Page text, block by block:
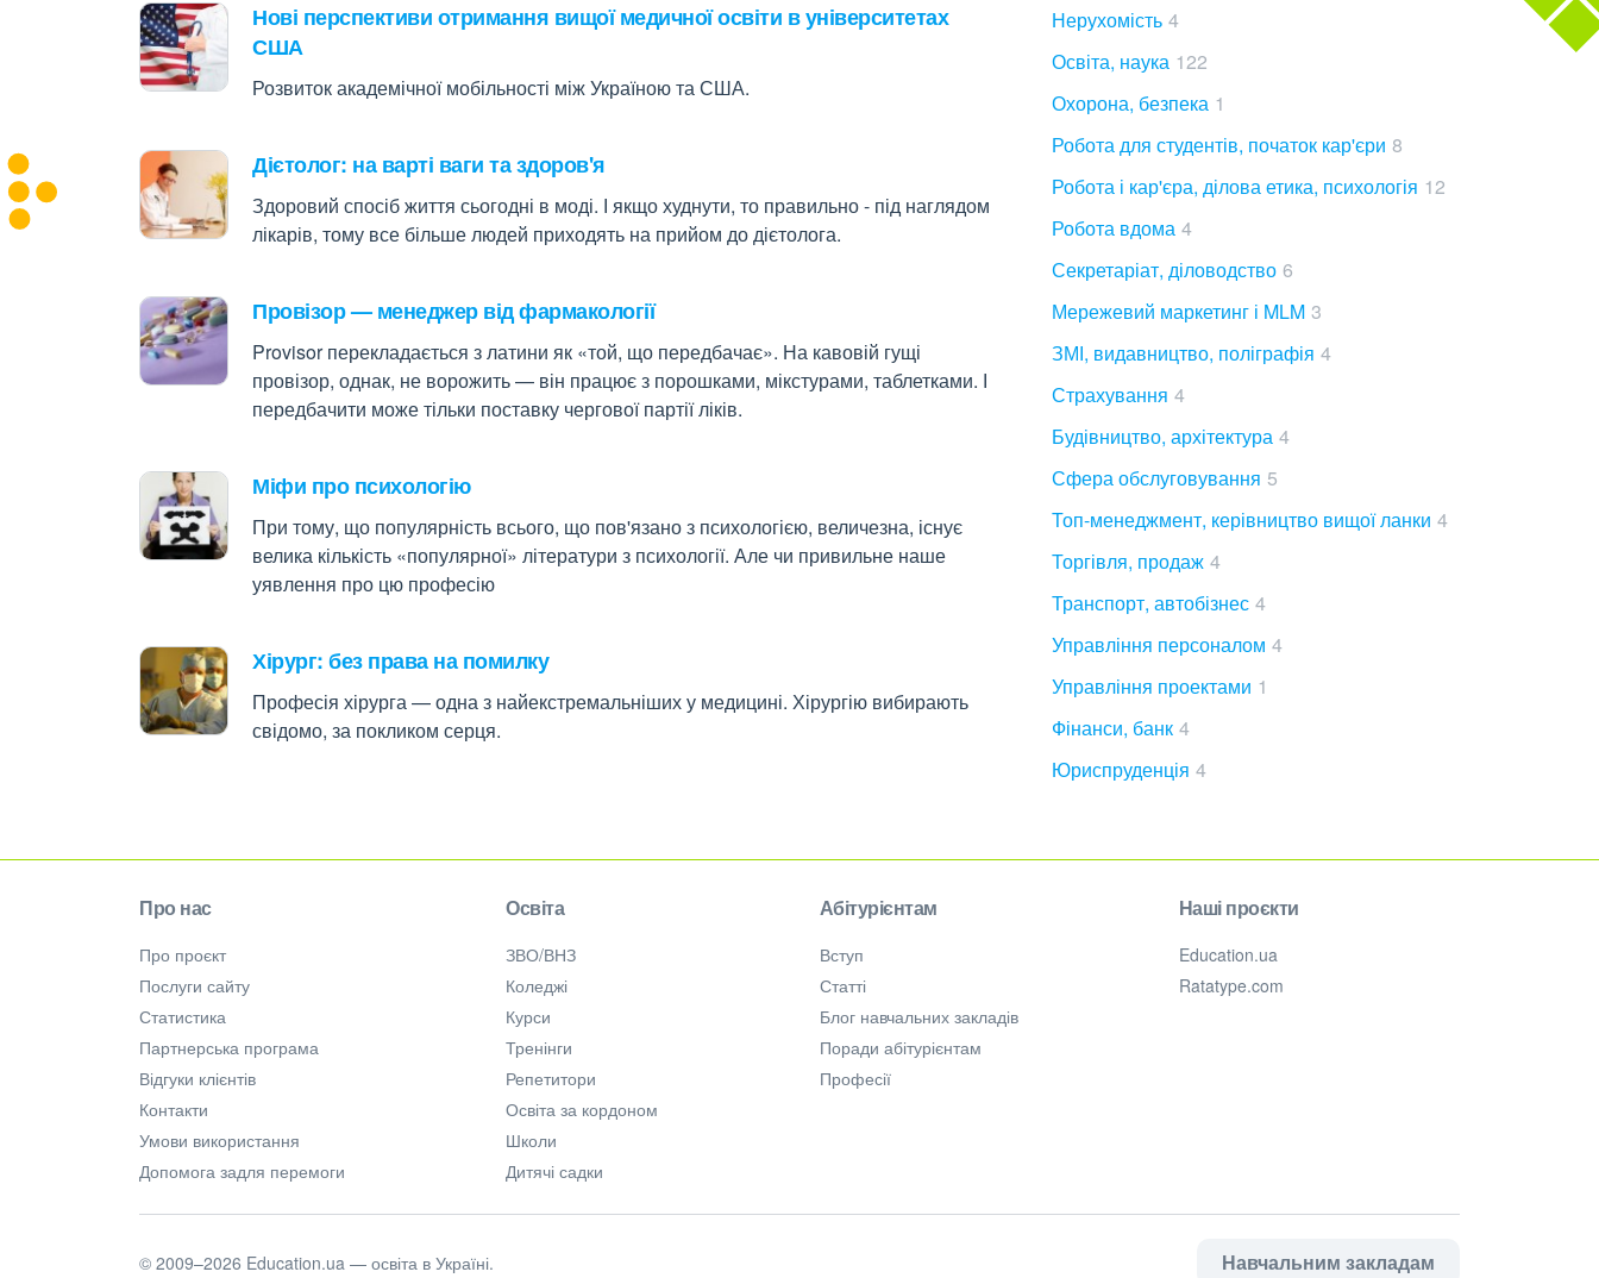
Нові перспективи отримання вищої медичної освіти в університетах
США
Розвиток академічної мобільності між Україною та США.
Дієтолог: на варті ваги та здоров'я
Здоровий спосіб життя сьогодні в моді. І якщо худнути, то правильно - під наглядом
лікарів, тому все більше людей приходять на прийом до дієтолога.
Провізор — менеджер від фармакології
Provisor перекладається з латини як «той, що передбачає». На кавовій гущі
провізор, однак, не ворожить — він працює з порошками, мікстурами, таблетками. І
передбачити може тільки поставку чергової партії ліків.
Міфи про психологію
При тому, що популярність всього, що пов'язано з психологією, величезна, існує
велика кількість «популярної» літератури з психології. Але чи привильне наше
уявлення про цю професію
Хірург: без права на помилку
Професія хірурга — одна з найекстремальніших у медицині. Хірургію вибирають
свідомо, за покликом серця.
Нерухомість 4
Освіта, наука 122
Охорона, безпека 1
Робота для студентів, початок кар'єри 8
Робота і кар'єра, ділова етика, психологія 12
Робота вдома 4
Секретаріат, діловодство 6
Мережевий маркетинг і MLM 3
ЗМІ, видавництво, поліграфія 4
Страхування 4
Будівництво, архітектура 4
Сфера обслуговування 5
Топ-менеджмент, керівництво вищої ланки 4
Торгівля, продаж 4
Транспорт, автобізнес 4
Управління персоналом 4
Управління проектами 1
Фінанси, банк 4
Юриспруденція 4
Про нас
Про проєкт
Послуги сайту
Статистика
Партнерська програма
Відгуки клієнтів
Контакти
Умови використання
Допомога задля перемоги
Освіта
ЗВО/ВНЗ
Коледжі
Курси
Тренінги
Репетитори
Освіта за кордоном
Школи
Дитячі садки
Абітурієнтам
Вступ
Статті
Блог навчальних закладів
Поради абітурієнтам
Професії
Наші проєкти
Education.ua
Ratatype.com
Навчальним закладам
© 2009–2026 Education.ua — освіта в Україні.